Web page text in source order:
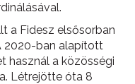
a Fidesz elsősorban
2020-ban alapított
használ a közösségi
Létrejötte óta 8